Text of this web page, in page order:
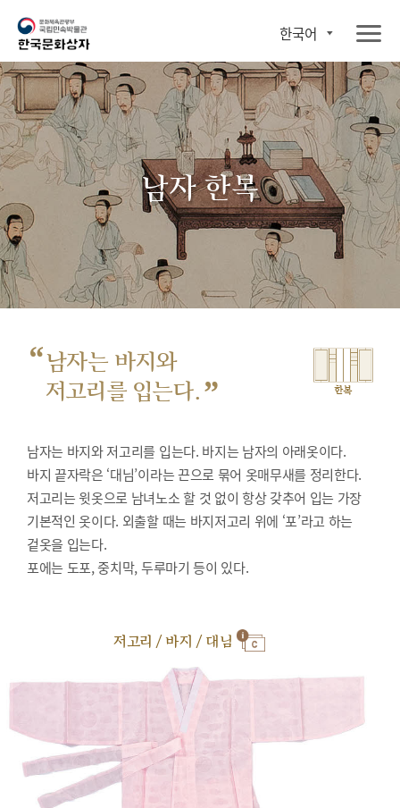
한국어
남자 한복
“남자는 바지와
저고리를 입는다. ” 한복
남자는 바지와 저고리를 입는다. 바지는 남자의 아래옷이다.
바지 끝자락은 ‘대님’이라는 끈으로 묶어 옷매무새를 정리한다.
저고리는 윗옷으로 남녀노소 할 것 없이 항상 갖추어 입는 가장
기본적인 옷이다. 외출할 때는 바지저고리 위에 ‘포’라고 하는
겉옷을 입는다.
포에는 도포, 중치막, 두루마기 등이 있다.
저고리 / 바지 / 대님